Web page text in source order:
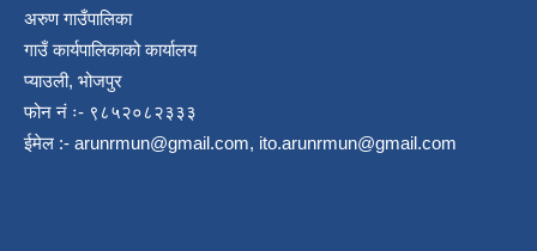
अरुण गाउँपालिका
गाउँ कार्यपालिकाको कार्यालय
प्याउली, भोजपुर
फोन नं ः- ९८५२०८२३३३
ईमेल :- arunrmun@gmail.com, ito.arunrmun@gmail.com